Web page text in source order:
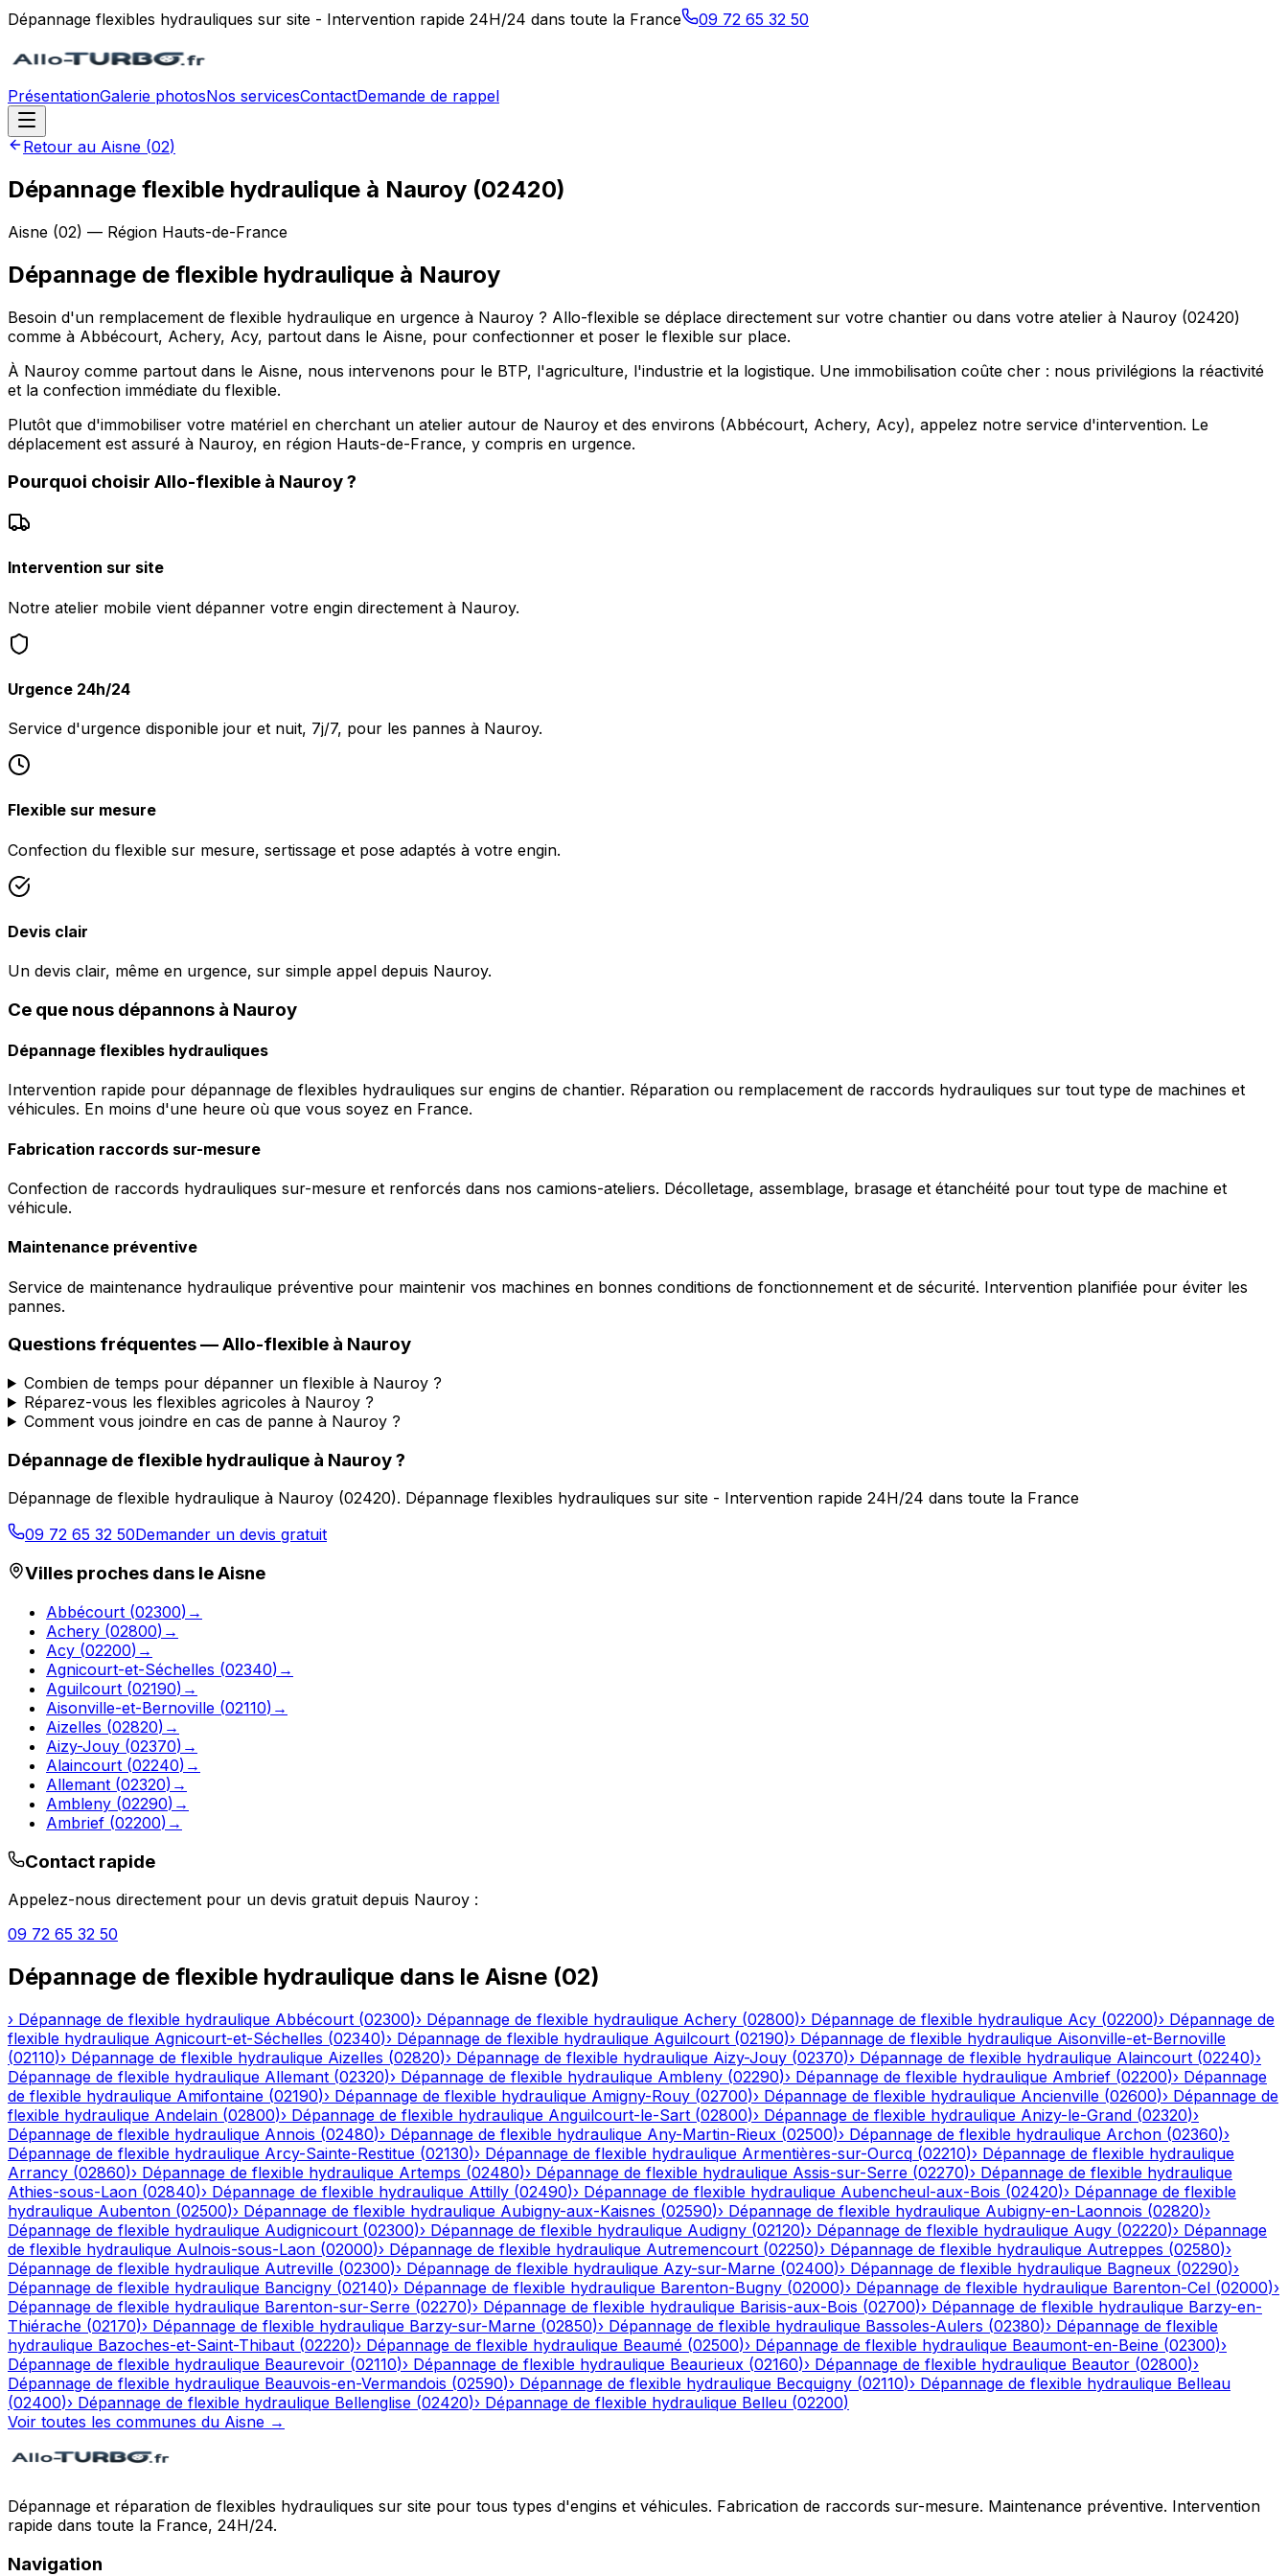
Dépannage flexibles hydrauliques sur site - Intervention rapide 24H/24 dans toute la France 09 72 65 32 50
PrésentationGalerie photosNos servicesContactDemande de rappel
Retour au Aisne (02)
Dépannage flexible hydraulique à Nauroy (02420)
Aisne (02) — Région Hauts-de-France
Dépannage de flexible hydraulique à Nauroy
Besoin d'un remplacement de flexible hydraulique en urgence à Nauroy ? Allo-flexible se déplace directement sur votre chantier ou dans votre atelier à Nauroy (02420)
comme à Abbécourt, Achery, Acy, partout dans le Aisne, pour confectionner et poser le flexible sur place.
À Nauroy comme partout dans le Aisne, nous intervenons pour le BTP, l'agriculture, l'industrie et la logistique. Une immobilisation coûte cher : nous privilégions la réactivité
et la confection immédiate du flexible.
Plutôt que d'immobiliser votre matériel en cherchant un atelier autour de Nauroy et des environs (Abbécourt, Achery, Acy), appelez notre service d'intervention. Le
déplacement est assuré à Nauroy, en région Hauts-de-France, y compris en urgence.
Pourquoi choisir Allo-flexible à Nauroy?
Intervention sur site
Notre atelier mobile vient dépanner votre engin directement à Nauroy.
Urgence 24h/24
Service d'urgence disponible jour et nuit, 7j/7, pour les pannes à Nauroy.
Flexible sur mesure
Confection du flexible sur mesure, sertissage et pose adaptés à votre engin.
Devis clair
Un devis clair, même en urgence, sur simple appel depuis Nauroy.
Ce que nous dépannons à Nauroy
Dépannage flexibles hydrauliques
Intervention rapide pour dépannage de flexibles hydrauliques sur engins de chantier. Réparation ou remplacement de raccords hydrauliques sur tout type de machines et
véhicules. En moins d'une heure où que vous soyez en France.
Fabrication raccords sur-mesure
Confection de raccords hydrauliques sur-mesure et renforcés dans nos camions-ateliers. Décolletage, assemblage, brasage et étanchéité pour tout type de machine et
véhicule.
Maintenance préventive
Service de maintenance hydraulique préventive pour maintenir vos machines en bonnes conditions de fonctionnement et de sécurité. Intervention planifiée pour éviter les
pannes.
Questions fréquentes —Allo-flexible à Nauroy
Combien de temps pour dépanner un flexible à Nauroy ?
Réparez-vous les flexibles agricoles à Nauroy ?
Comment vous joindre en cas de panne à Nauroy ?
Dépannage de flexible hydraulique à Nauroy?
Dépannage de flexible hydraulique à Nauroy (02420). Dépannage flexibles hydrauliques sur site - Intervention rapide 24H/24 dans toute la France
09 72 65 32 50Demander un devis gratuit
Villes proches dans leAisne
Abbécourt (02300) →
Achery (02800) →
Acy (02200) →
Agnicourt-et-Séchelles (02340) →
Aguilcourt (02190) →
Aisonville-et-Bernoville (02110) →
Aizelles (02820) →
Aizy-Jouy (02370) →
Alaincourt (02240) →
Allemant (02320) →
Ambleny (02290) →
Ambrief (02200) →
Contact rapide
Appelez-nous directement pour un devis gratuit depuis Nauroy :
09 72 65 32 50
Dépannage de flexible hydraulique dans le Aisne (02)
› Dépannage de flexible hydraulique Abbécourt (02300)› Dépannage de flexible hydraulique Achery (02800)› Dépannage de flexible hydraulique Acy (02200)› Dépannage de
flexible hydraulique Agnicourt-et-Séchelles (02340)› Dépannage de flexible hydraulique Aguilcourt (02190)› Dépannage de flexible hydraulique Aisonville-et-Bernoville
(02110)› Dépannage de flexible hydraulique Aizelles (02820)› Dépannage de flexible hydraulique Aizy-Jouy (02370)› Dépannage de flexible hydraulique Alaincourt (02240)›
Dépannage de flexible hydraulique Allemant (02320)› Dépannage de flexible hydraulique Ambleny (02290)› Dépannage de flexible hydraulique Ambrief (02200)› Dépannage
de flexible hydraulique Amifontaine (02190)› Dépannage de flexible hydraulique Amigny-Rouy (02700)› Dépannage de flexible hydraulique Ancienville (02600)› Dépannage de
flexible hydraulique Andelain (02800)› Dépannage de flexible hydraulique Anguilcourt-le-Sart (02800)› Dépannage de flexible hydraulique Anizy-le-Grand (02320)›
Dépannage de flexible hydraulique Annois (02480)› Dépannage de flexible hydraulique Any-Martin-Rieux (02500)› Dépannage de flexible hydraulique Archon (02360)›
Dépannage de flexible hydraulique Arcy-Sainte-Restitue (02130)› Dépannage de flexible hydraulique Armentières-sur-Ourcq (02210)› Dépannage de flexible hydraulique
Arrancy (02860)› Dépannage de flexible hydraulique Artemps (02480)› Dépannage de flexible hydraulique Assis-sur-Serre (02270)› Dépannage de flexible hydraulique
Athies-sous-Laon (02840)› Dépannage de flexible hydraulique Attilly (02490)› Dépannage de flexible hydraulique Aubencheul-aux-Bois (02420)› Dépannage de flexible
hydraulique Aubenton (02500)› Dépannage de flexible hydraulique Aubigny-aux-Kaisnes (02590)› Dépannage de flexible hydraulique Aubigny-en-Laonnois (02820)›
Dépannage de flexible hydraulique Audignicourt (02300)› Dépannage de flexible hydraulique Audigny (02120)› Dépannage de flexible hydraulique Augy (02220)› Dépannage
de flexible hydraulique Aulnois-sous-Laon (02000)› Dépannage de flexible hydraulique Autremencourt (02250)› Dépannage de flexible hydraulique Autreppes (02580)›
Dépannage de flexible hydraulique Autreville (02300)› Dépannage de flexible hydraulique Azy-sur-Marne (02400)› Dépannage de flexible hydraulique Bagneux (02290)›
Dépannage de flexible hydraulique Bancigny (02140)› Dépannage de flexible hydraulique Barenton-Bugny (02000)› Dépannage de flexible hydraulique Barenton-Cel (02000)›
Dépannage de flexible hydraulique Barenton-sur-Serre (02270)› Dépannage de flexible hydraulique Barisis-aux-Bois (02700)› Dépannage de flexible hydraulique Barzy-en-
Thiérache (02170)› Dépannage de flexible hydraulique Barzy-sur-Marne (02850)› Dépannage de flexible hydraulique Bassoles-Aulers (02380)› Dépannage de flexible
hydraulique Bazoches-et-Saint-Thibaut (02220)› Dépannage de flexible hydraulique Beaumé (02500)› Dépannage de flexible hydraulique Beaumont-en-Beine (02300)›
Dépannage de flexible hydraulique Beaurevoir (02110)› Dépannage de flexible hydraulique Beaurieux (02160)› Dépannage de flexible hydraulique Beautor (02800)›
Dépannage de flexible hydraulique Beauvois-en-Vermandois (02590)› Dépannage de flexible hydraulique Becquigny (02110)› Dépannage de flexible hydraulique Belleau
(02400)› Dépannage de flexible hydraulique Bellenglise (02420)› Dépannage de flexible hydraulique Belleu (02200)
Voir toutes les communes du Aisne →
Dépannage et réparation de flexibles hydrauliques sur site pour tous types d'engins et véhicules. Fabrication de raccords sur-mesure. Maintenance préventive. Intervention
rapide dans toute la France, 24H/24.
Navigation